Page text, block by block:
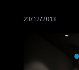
23/12/2013